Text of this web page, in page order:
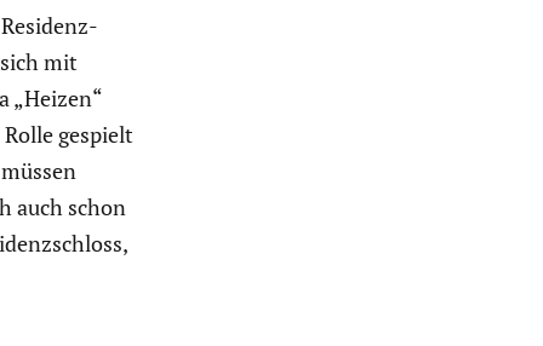
Residenz­
mit
„Heizen“
gespielt
auch schon